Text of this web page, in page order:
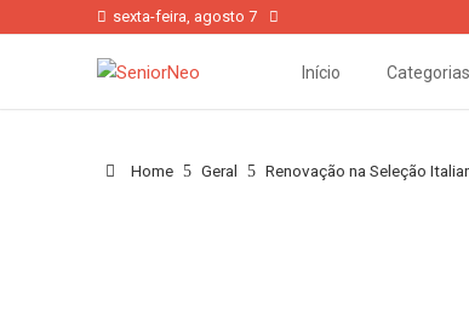
sexta-feira, agosto 7
Início Categorias
Home Geral Renovação na Seleção